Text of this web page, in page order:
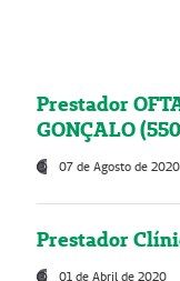
Prestador
GONÇALO
07 de Agosto de 2020
Prestador
01 de Abril de 2020